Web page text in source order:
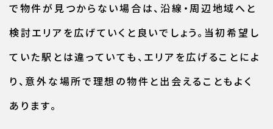
で物件が見つからない場合は、沿線・周辺地域へと
検討エリアを広げていくと良いでしょう。当初希望し
ていた駅とは違っていても、エリアを広げることによ
り、意外な場所で理想の物件と出会えることもよく
あります。